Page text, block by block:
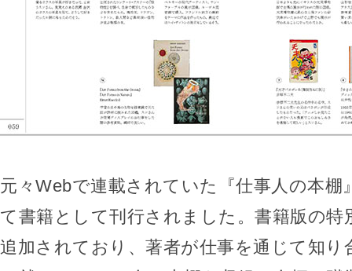
元々Webで連載されていた『仕事人の本棚
て書籍として刊行されました。書籍版の特
追加されており、著者が仕事を通じて知り